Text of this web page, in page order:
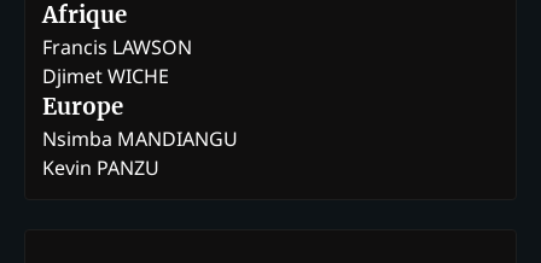
Afrique
Francis LAWSON
Djimet WICHE
Europe
Nsimba MANDIANGU
Kevin PANZU